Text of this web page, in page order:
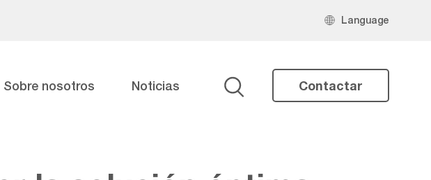
Language
Contactar
Sobre nosotros Noticias